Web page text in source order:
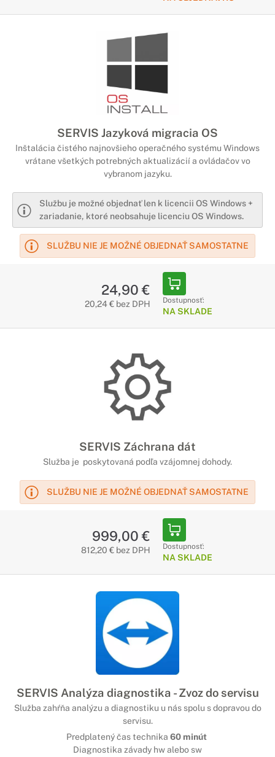
SERVIS Jazyková migracia OS
Inštalácia čistého najnovšieho operačného systému Windows
vrátane všetkých potrebných aktualizácií a ovládačov vo
vybranom jazyku.
Službu je možné objednať len k licencii OS Windows +
zariadanie, ktoré neobsahuje licenciu OS Windows.
SLUŽBU NIE JE MOŽNÉ OBJEDNAŤ SAMOSTATNE
24,90 €
20,24 € bez DPH Dostupnosť:
NA SKLADE
SERVIS Záchrana dát
Služba je poskytovaná podľa vzájomnej dohody.
SLUŽBU NIE JE MOŽNÉ OBJEDNAŤ SAMOSTATNE
999,00 €
812,20 € bez DPH Dostupnosť:
NA SKLADE
SERVIS Analýza diagnostika - Zvoz do servisu
Služba zahŕňa analýzu a diagnostiku u nás spolu s dopravou do
servisu.
Predplatený čas technika 60 minút
Diagnostika závady hw alebo sw